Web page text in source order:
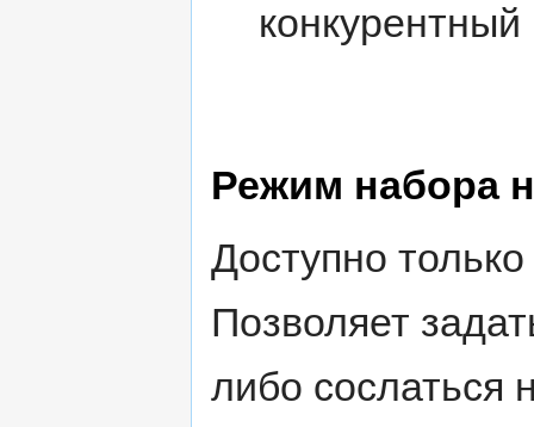
Режим набора
Доступно
Позволяет
либо сослаться